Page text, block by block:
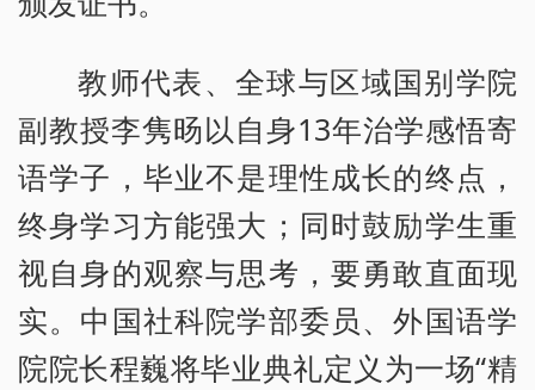
教师代表、全球与区域国别学院
副教授李隽旸以自身13年治学感悟寄
语学子，毕业不是理性成长的终点，
终身学习方能强大；同时鼓励学生重
视自身的观察与思考，要勇敢直面现
实。中国社科院学部委员、外国语学
院院长程巍将毕业典礼定义为一场“精